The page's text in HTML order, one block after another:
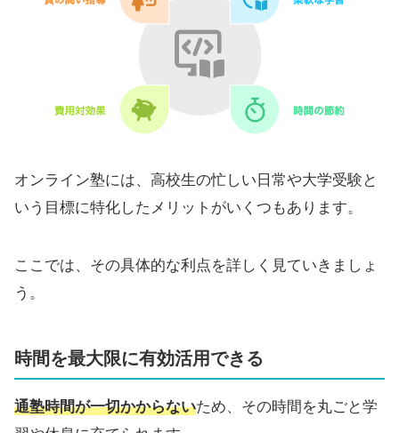
オンライン塾には、高校生の忙しい日常や大学受験と
いう目標に特化したメリットがいくつもあります。
ここでは、その具体的な利点を詳しく見ていきましょ
う。
時間を最大限に有効活用できる
通塾時間が一切かからないため、その時間を丸ごと学